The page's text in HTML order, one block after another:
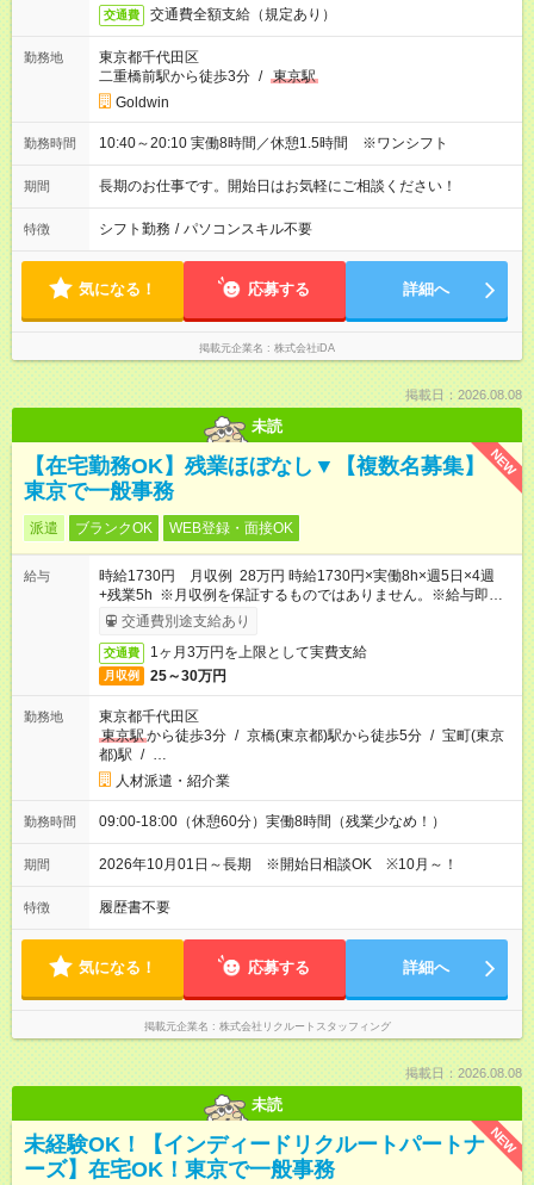
交通費 交通費全額支給（規定あり）
勤務地
東京都千代田区
二重橋前駅から徒歩3分 / 東京駅
Goldwin
勤務時間 10:40～20:10 実働8時間／休憩1.5時間 ※ワンシフト
期間 長期のお仕事です。開始日はお気軽にご相談ください！
特徴 シフト勤務 / パソコンスキル不要
気になる！ 応募する 詳細へ
掲載元企業名 株式会社iDA
掲載日：2026.08.08
未読
NEW
【在宅勤務OK】残業ほぼなし▼【複数名募集】
東京で一般事務
派遣 ブランクOK WEB登録・面接OK
給与
時給1730円 月収例 28万円 時給1730円×実働8h×週5日×4週
+残業5h ※月収例を保証するものではありません。※給与即受取
りサービス利用可（利用条件有）
交通費別途支給あり
交通費 1ヶ月3万円を上限として実費支給
月収例 25～30万円
勤務地
東京都千代田区
東京駅から徒歩3分 / 京橋(東京都)駅から徒歩5分 / 宝町(東京
都)駅 / …
人材派遣・紹介業
勤務時間 09:00-18:00（休憩60分）実働8時間（残業少なめ！）
期間 2026年10月01日～長期 ※開始日相談OK ※10月～！
特徴 履歴書不要
気になる！ 応募する 詳細へ
掲載元企業名 株式会社リクルートスタッフィング
掲載日：2026.08.08
未読
NEW
未経験OK！【インディードリクルートパートナ
ーズ】在宅OK！東京で一般事務